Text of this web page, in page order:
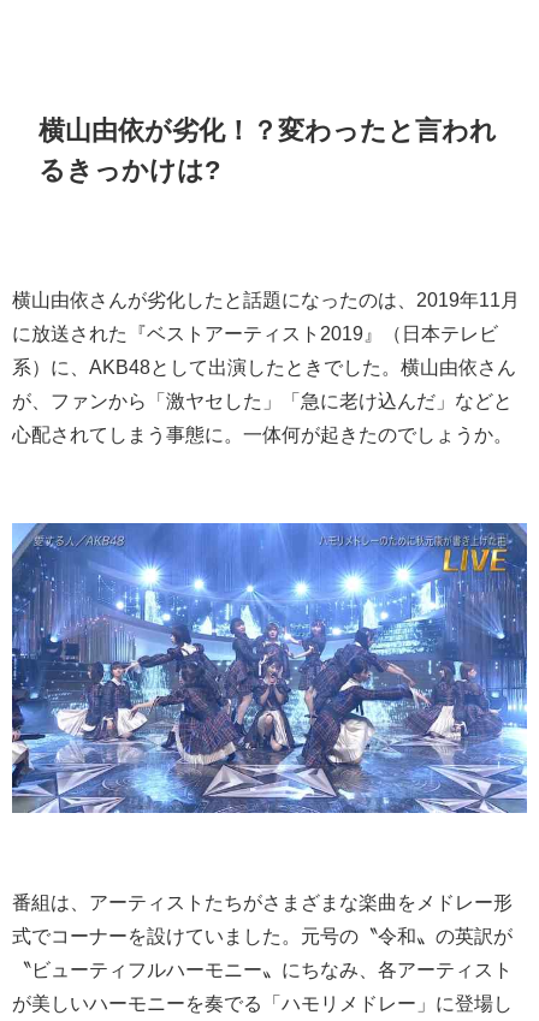
横山由依が劣化！？変わったと言われ
るきっかけは?
横山由依さんが劣化したと話題になったのは、2019年11月
に放送された『ベストアーティスト2019』（日本テレビ
系）に、AKB48として出演したときでした。横山由依さん
が、ファンから「激ヤセした」「急に老け込んだ」などと
心配されてしまう事態に。一体何が起きたのでしょうか。
番組は、アーティストたちがさまざまな楽曲をメドレー形
式でコーナーを設けていました。元号の〝令和〟の英訳が
〝ビューティフルハーモニー〟にちなみ、各アーティスト
が美しいハーモニーを奏でる「ハモリメドレー」に登場し